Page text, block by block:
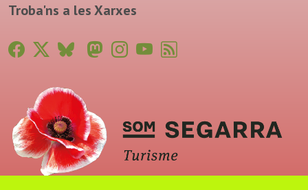
Troba'ns a les Xarxes